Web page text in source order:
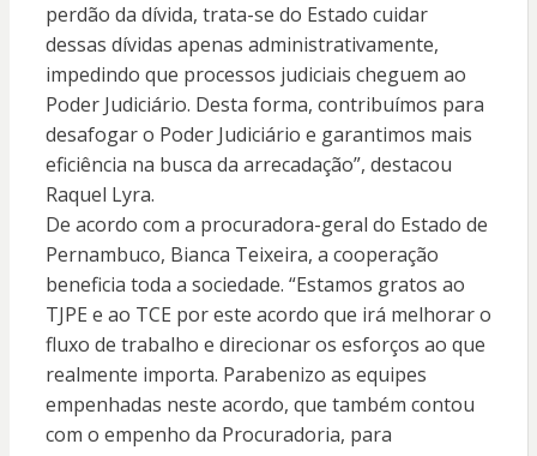
perdão da dívida, trata-se do Estado cuidar
dessas dívidas apenas administrativamente,
impedindo que processos judiciais cheguem ao
Poder Judiciário. Desta forma, contribuímos para
desafogar o Poder Judiciário e garantimos mais
eficiência na busca da arrecadação”, destacou
Raquel Lyra.
De acordo com a procuradora-geral do Estado de
Pernambuco, Bianca Teixeira, a cooperação
beneficia toda a sociedade. “Estamos gratos ao
TJPE e ao TCE por este acordo que irá melhorar o
fluxo de trabalho e direcionar os esforços ao que
realmente importa. Parabenizo as equipes
empenhadas neste acordo, que também contou
com o empenho da Procuradoria, para